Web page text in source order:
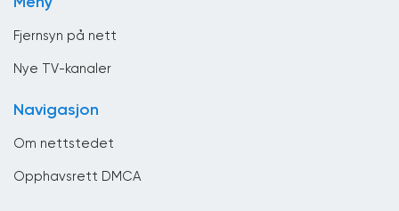
Fjernsyn på nett
Nye TV-kanaler
Navigasjon
Om nettstedet
Opphavsrett DMCA